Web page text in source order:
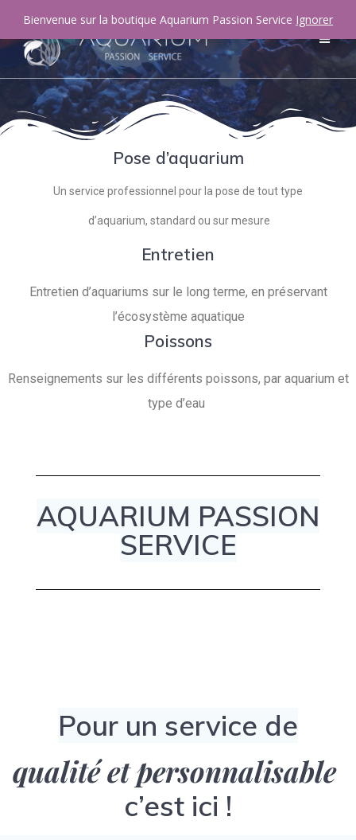
Pose d’aquarium
Un service professionnel pour la pose de tout type
d’aquarium, standard ou sur mesure
Entretien
Entretien d’aquariums sur le long terme, en préservant
l’écosystème aquatique
Poissons
Renseignements sur les différents poissons, par aquarium et
type d’eau
AQUARIUM PASSION
SERVICE
Pour un service de
qualité et personnalisable
c’est ici !
Bienvenue sur la boutique Aquarium Passion Service Ignorer